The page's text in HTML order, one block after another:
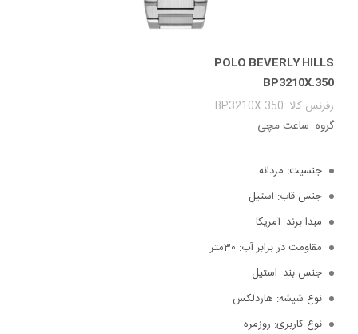
POLO BEVERLY HILLS
BP3210X.350
رفرنس کالا: BP3210X.350
گروه: ساعت مچی
جنسیت: مردانه
جنس قاب: استیل
مبدا برند: آمریکا
مقاومت در برابر آب: 30متر
جنس بند: استیل
نوع شیشه: هاردلکس
نوع کاربری: روزمره